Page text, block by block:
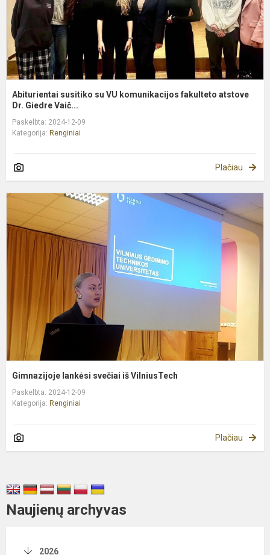
Abiturientai susitiko su VU komunikacijos fakulteto atstove
Dr. Giedre Vaič...
Paskelbta: 2024-12-09
Kategorija: Renginiai
Plačiau
Gimnazijoje lankėsi svečiai iš VilniusTech
Paskelbta: 2024-12-09
Kategorija: Renginiai
Plačiau
Naujienų archyvas
2026